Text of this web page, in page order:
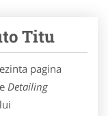
Titu
pagina
Detailing